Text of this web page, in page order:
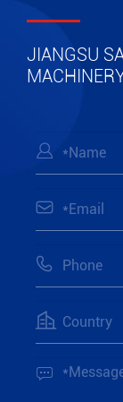
JIANGSU




